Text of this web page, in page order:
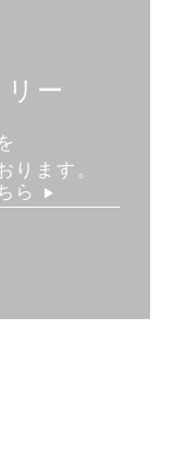
リー
ります。
ら
▶︎